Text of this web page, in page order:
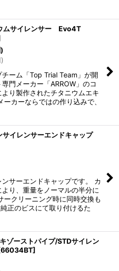
サイレンサー Evo4T
)
ーム「Top Trial Team」が開
門メーカー「ARROW」のコ
り製作されたチタニウムエキ
ーカーならではの作り込みで、
イレンサーエンドキャップ
サーエンドキャップです。 カ
り、重量をノーマルの半分に
ークリーニング時に同時交換も
正のビスにて取り付けるた
ーストパイプ/STDサイレン
66034BT]